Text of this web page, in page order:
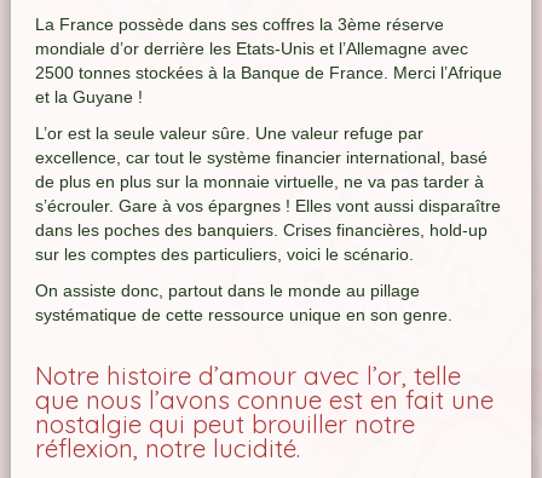
La France possède dans ses coffres la 3ème réserve
mondiale d’or derrière les Etats-Unis et l’Allemagne avec
2500 tonnes stockées à la Banque de France. Merci l’Afrique
et la Guyane !
L’or est la seule valeur sûre. Une valeur refuge par
excellence, car tout le système financier international, basé
de plus en plus sur la monnaie virtuelle, ne va pas tarder à
s’écrouler. Gare à vos épargnes ! Elles vont aussi disparaître
dans les poches des banquiers. Crises financières, hold-up
sur les comptes des particuliers, voici le scénario.
On assiste donc, partout dans le monde au pillage
systématique de cette ressource unique en son genre.
Notre histoire d’amour avec l’or, telle
que nous l’avons connue est en fait une
nostalgie qui peut brouiller notre
réflexion, notre lucidité.